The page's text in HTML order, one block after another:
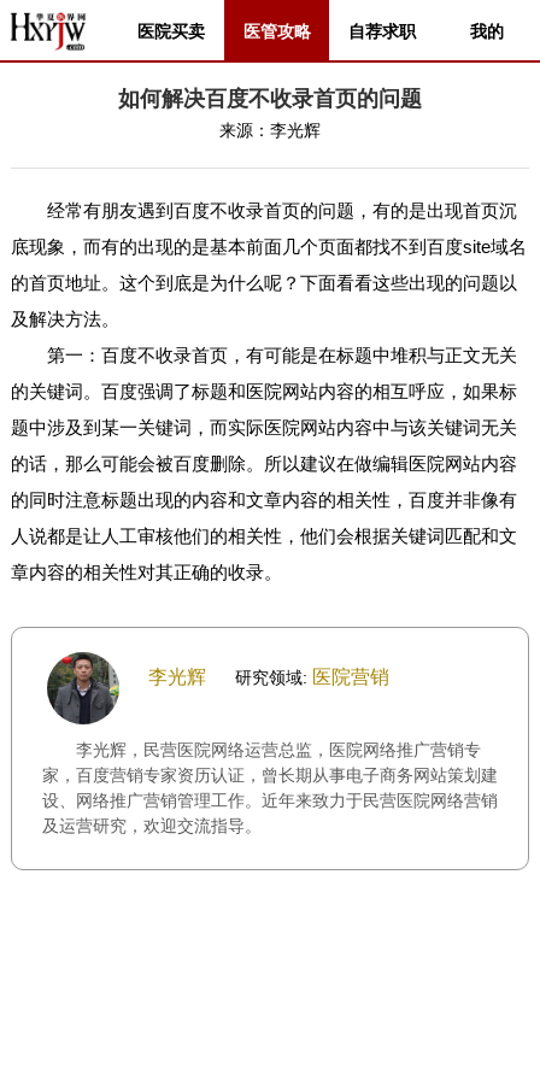
医院买卖 医管攻略 自荐求职 我的
如何解决百度不收录首页的问题
来源： 李光辉
经常有朋友遇到百度不收录首页的问题，有的是出现首页沉
底现象，而有的出现的是基本前面几个页面都找不到百度site域名
的首页地址。这个到底是为什么呢？下面看看这些出现的问题以
及解决方法。
第一：百度不收录首页，有可能是在标题中堆积与正文无关
的关键词。百度强调了标题和医院网站内容的相互呼应，如果标
题中涉及到某一关键词，而实际医院网站内容中与该关键词无关
的话，那么可能会被百度删除。所以建议在做编辑医院网站内容
的同时注意标题出现的内容和文章内容的相关性，百度并非像有
人说都是让人工审核他们的相关性，他们会根据关键词匹配和文
章内容的相关性对其正确的收录。
李光辉 研究领域: 医院营销
李光辉，民营医院网络运营总监，医院网络推广营销专
家，百度营销专家资历认证，曾长期从事电子商务网站策划建
设、网络推广营销管理工作。近年来致力于民营医院网络营销
及运营研究，欢迎交流指导。